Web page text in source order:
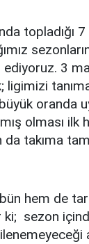
topladığı
3
ligimizi
oranda
olması
da takıma
hem de
sezon